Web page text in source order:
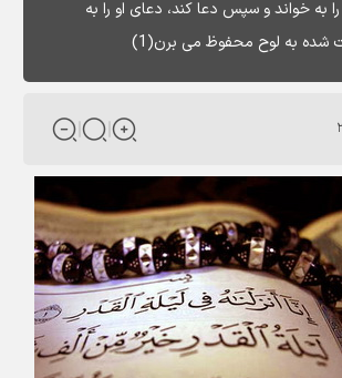
خواند و سپس دعا كند، دعاى او را به
شده به لوح محفوظ مى برن(1)